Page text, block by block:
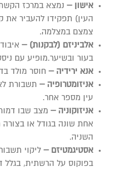
אישון – נמצא במרכז
העין) תפקידו להעביר את
צמצם במצלמה.
אלביניזם (לבקנות) –
בעור ובשיער.מופיע עם
אנא ירידיה – חוסר מולד
אניזומטרופיה – תשבורת
עין מספר אחר.
אניזוקוניה – מצב שבו
אחת שונה בגודל או בצורה
השניה.
אסטיגמטיזם – ליקוי
בפוקוס על הרשתית, בגלל